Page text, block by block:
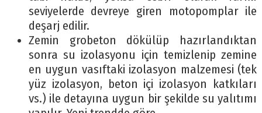
seviyelerde devreye giren motopomplar ile
deşarj edilir.
Zemin grobeton dökülüp hazırlandıktan
sonra su izolasyonu için temizlenip zemine
en uygun vasıftaki izolasyon malzemesi (tek
yüz izolasyon, beton içi izolasyon katkıları
vs.) ile detayına uygun bir şekilde su yalıtımı